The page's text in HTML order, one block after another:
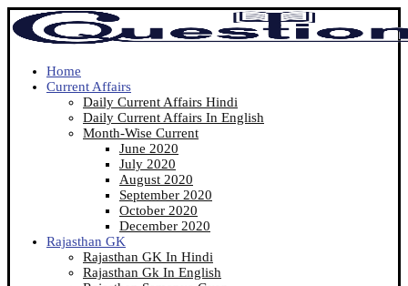
Home
Current Affairs
Daily Current Affairs Hindi
Daily Current Affairs In English
Month-Wise Current
June 2020
July 2020
August 2020
September 2020
October 2020
December 2020
Rajasthan GK
Rajasthan GK In Hindi
Rajasthan Gk In English